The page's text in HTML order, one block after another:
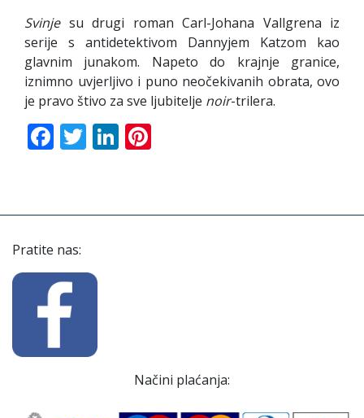
Svinjesu drugi roman Carl-Johana Vallgrena iz
serije s antidetektivom Dannyjem Katzom kao
glavnim junakom. Napeto do krajnje granice,
iznimno uvjerljivo i puno neočekivanih obrata, ovo
je pravo štivo za sve ljubitelje noir-trilera.
Facebook
TwitterLinkedIn
Pratite nas:
Načini plaćanja: